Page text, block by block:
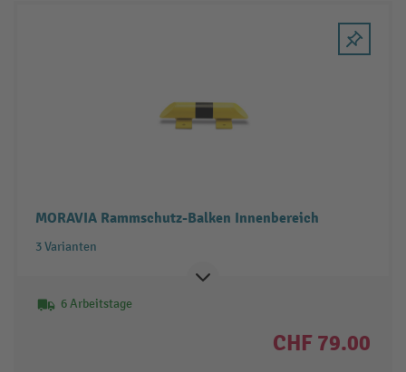
MORAVIA Rammschutz-Balken Innenbereich
3 Varianten
6 Arbeitstage
CHF 79.00